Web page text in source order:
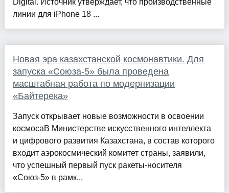
Digital. Источник утверждает, что производственные
линии для iPhone 18 ...
Новая эра казахстанской космонавтики. Для
запуска «Союза-5» была проведена
масштабная работа по модернизации
«Байтерека»
Запуск открывает новые возможности в освоении
космосаВ Министерстве искусственного интеллекта
и цифрового развития Казахстана, в состав которого
входит аэрокосмический комитет страны, заявили,
что успешный первый пуск ракеты-носителя
«Союз-5» в рамк...